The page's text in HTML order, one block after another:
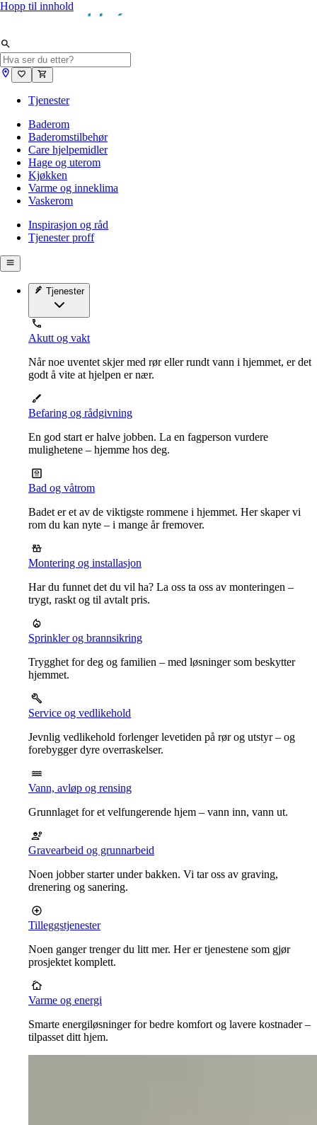
Hopp til innhold
Tjenester
Baderom
Baderomstilbehør
Care hjelpemidler
Hage og uterom
Kjøkken
Varme og inneklima
Vaskerom
Inspirasjon og råd
Tjenester proff
Tjenester
Akutt og vakt
Når noe uventet skjer med rør eller rundt vann i hjemmet, er det
godt å vite at hjelpen er nær.
Befaring og rådgivning
En god start er halve jobben. La en fagperson vurdere
mulighetene – hjemme hos deg.
Bad og våtrom
Badet er et av de viktigste rommene i hjemmet. Her skaper vi
rom du kan nyte – i mange år fremover.
Montering og installasjon
Har du funnet det du vil ha? La oss ta oss av monteringen –
trygt, raskt og til avtalt pris.
Sprinkler og brannsikring
Trygghet for deg og familien – med løsninger som beskytter
hjemmet.
Service og vedlikehold
Jevnlig vedlikehold forlenger levetiden på rør og utstyr – og
forebygger dyre overraskelser.
Vann, avløp og rensing
Grunnlaget for et velfungerende hjem – vann inn, vann ut.
Gravearbeid og grunnarbeid
Noen jobber starter under bakken. Vi tar oss av graving,
drenering og sanering.
Tilleggstjenester
Noen ganger trenger du litt mer. Her er tjenestene som gjør
prosjektet komplett.
Varme og energi
Smarte energiløsninger for bedre komfort og lavere kostnader –
tilpasset ditt hjem.